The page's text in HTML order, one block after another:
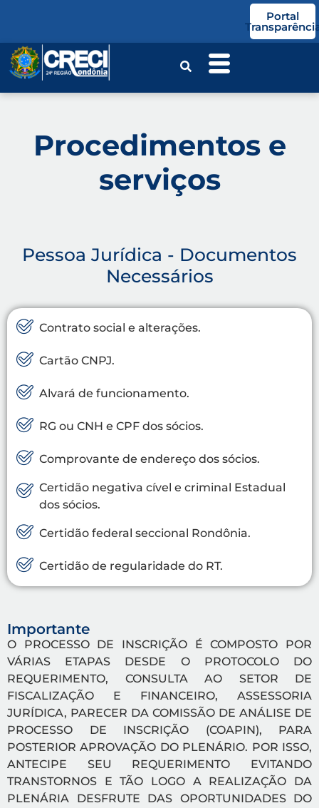
Portal
Procedimentos e
serviços
Pessoa Jurídica - Documentos
Necessários
Contrato social e alterações.
Cartão CNPJ.
Alvará de funcionamento.
RG ou CNH e CPF dos sócios.
Comprovante de endereço dos sócios.
Certidão negativa cível e criminal Estadual
dos sócios.
Certidão federal seccional Rondônia.
Certidão de regularidade do RT.
Importante
O PROCESSO DE INSCRIÇÃO É COMPOSTO POR
VÁRIAS ETAPAS DESDE O PROTOCOLO DO
REQUERIMENTO, CONSULTA AO SETOR DE
FISCALIZAÇÃO E FINANCEIRO, ASSESSORIA
JURÍDICA, PARECER DA COMISSÃO DE ANÁLISE DE
PROCESSO DE INSCRIÇÃO (COAPIN), PARA
POSTERIOR APROVAÇÃO DO PLENÁRIO. POR ISSO,
ANTECIPE SEU REQUERIMENTO EVITANDO
TRANSTORNOS E TÃO LOGO A REALIZAÇÃO DA
PLENÁRIA DESFRUTE DAS OPORTUNIDADES DO